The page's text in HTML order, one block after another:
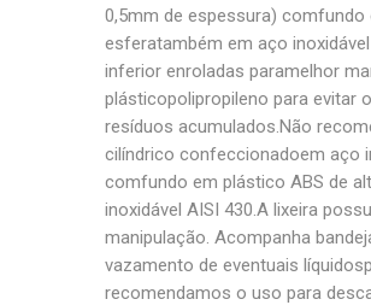
0,5mm de espessura)
esferatambém em aço
inferior enroladas paramelhor
plásticopolipropileno para evitar
resíduos acumulados.Não
cilíndrico confeccionadoem aço
comfundo em plástico ABS de
inoxidável AISI 430.A lixeira
manipulação. Acompanha
vazamento de eventuais
recomendamos o uso para